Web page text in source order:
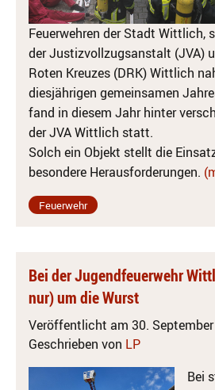
Feuerwehren der Stadt Wittlich,
der Justizvollzugsanstalt (JVA)
Roten Kreuzes (DRK) Wittlich
diesjährigen gemeinsamen
fand in diesem Jahr hinter
der JVA Wittlich statt.
Solch ein Objekt stellt die
besondere Herausforderungen.
Feuerwehr
Bei der Jugendfeuerwehr
nur) um die Wurst
Veröffentlicht am 30.
Geschrieben von LP
Bei